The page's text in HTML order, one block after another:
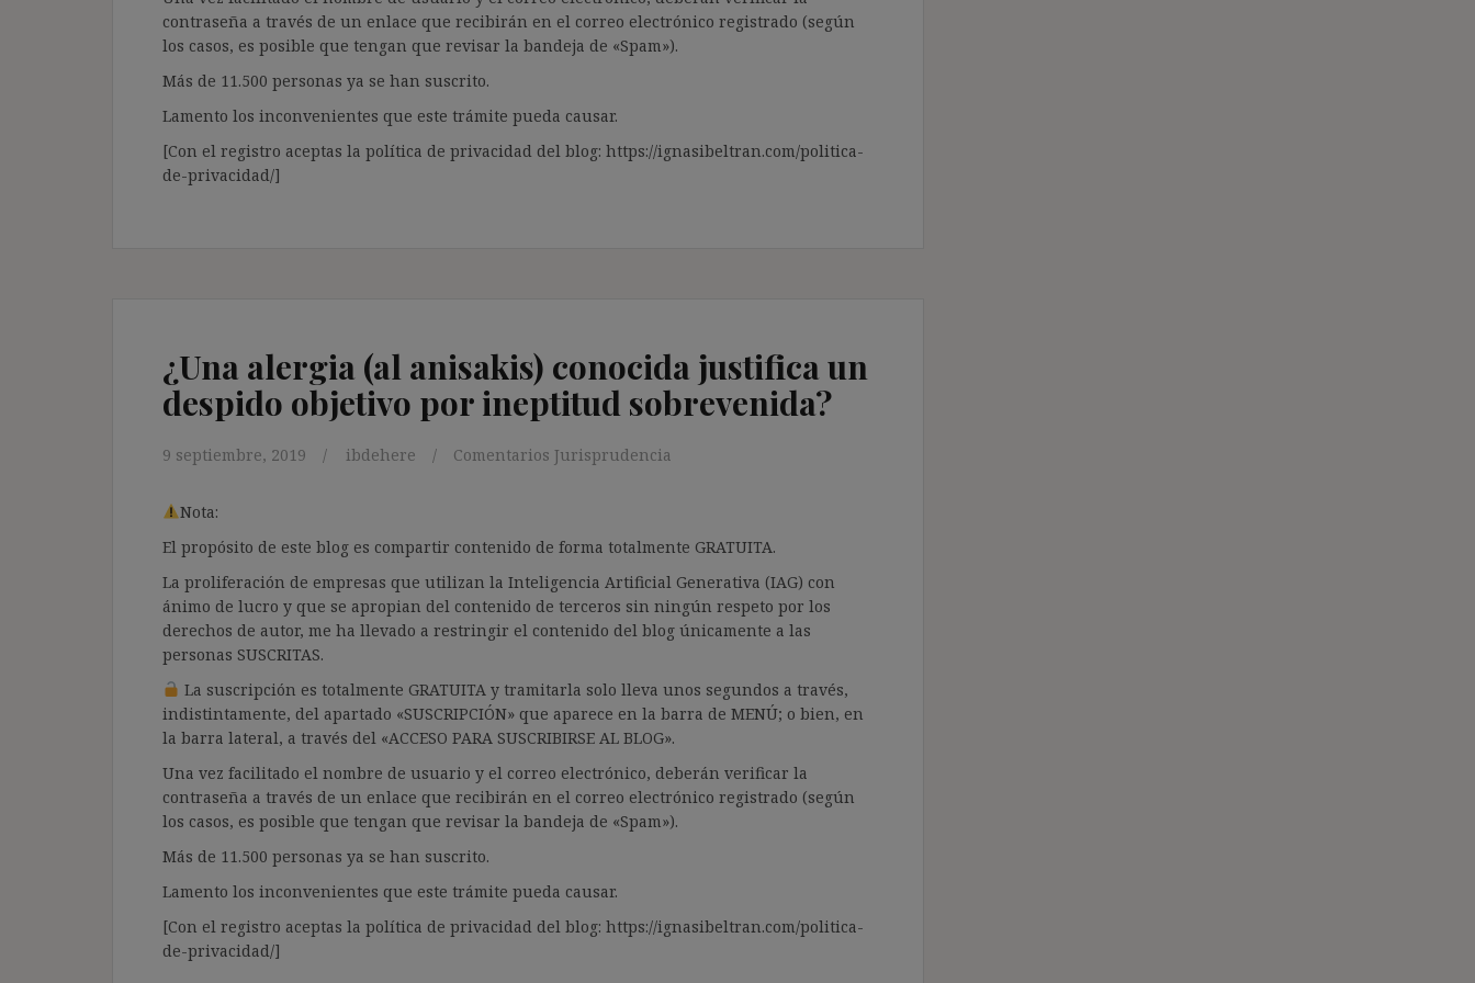
contraseña a través de un enlace que recibirán en el correo electrónico registrado (según
los casos, es posible que tengan que revisar la bandeja de «Spam»).
Más de 11.500 personas ya se han suscrito.
Lamento los inconvenientes que este trámite pueda causar.
[Con el registro aceptas la política de privacidad del blog: https://ignasibeltran.com/politica-
de-privacidad/]
¿Una alergia (al anisakis) conocida justifica un
despido objetivo por ineptitud sobrevenida?
9 septiembre, 2019 ibdehere Comentarios Jurisprudencia
Nota:
El propósito de este blog es compartir contenido de forma totalmente GRATUITA.
La proliferación de empresas que utilizan la Inteligencia Artificial Generativa (IAG) con
ánimo de lucro y que se apropian del contenido de terceros sin ningún respeto por los
derechos de autor, me ha llevado a restringir el contenido del blog únicamente a las
personas SUSCRITAS.
La suscripción es totalmente GRATUITA y tramitarla solo lleva unos segundos a través,
indistintamente, del apartado «SUSCRIPCIÓN» que aparece en la barra de MENÚ; o bien, en
la barra lateral, a través del «ACCESO PARA SUSCRIBIRSE AL BLOG».
Una vez facilitado el nombre de usuario y el correo electrónico, deberán verificar la
contraseña a través de un enlace que recibirán en el correo electrónico registrado (según
los casos, es posible que tengan que revisar la bandeja de «Spam»).
Más de 11.500 personas ya se han suscrito.
Lamento los inconvenientes que este trámite pueda causar.
[Con el registro aceptas la política de privacidad del blog: https://ignasibeltran.com/politica-
de-privacidad/]